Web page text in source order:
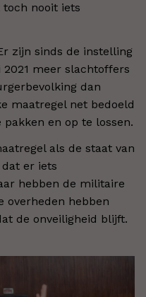
nooit iets
zijn sinds de instelling
meer slachtoffers
dan
maatregel net bedoeld
en op te lossen.
als de staat van
er iets
hebben de militaire
overheden hebben
de onveiligheid blijft.